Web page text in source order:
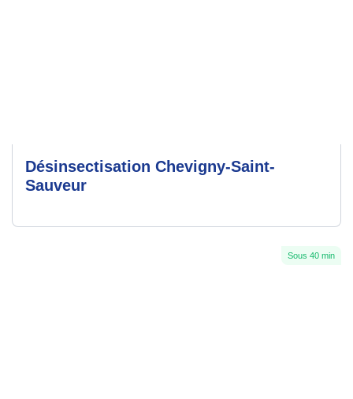
Désinsectisation Chevigny-Saint-
Sauveur
Sous 40 min